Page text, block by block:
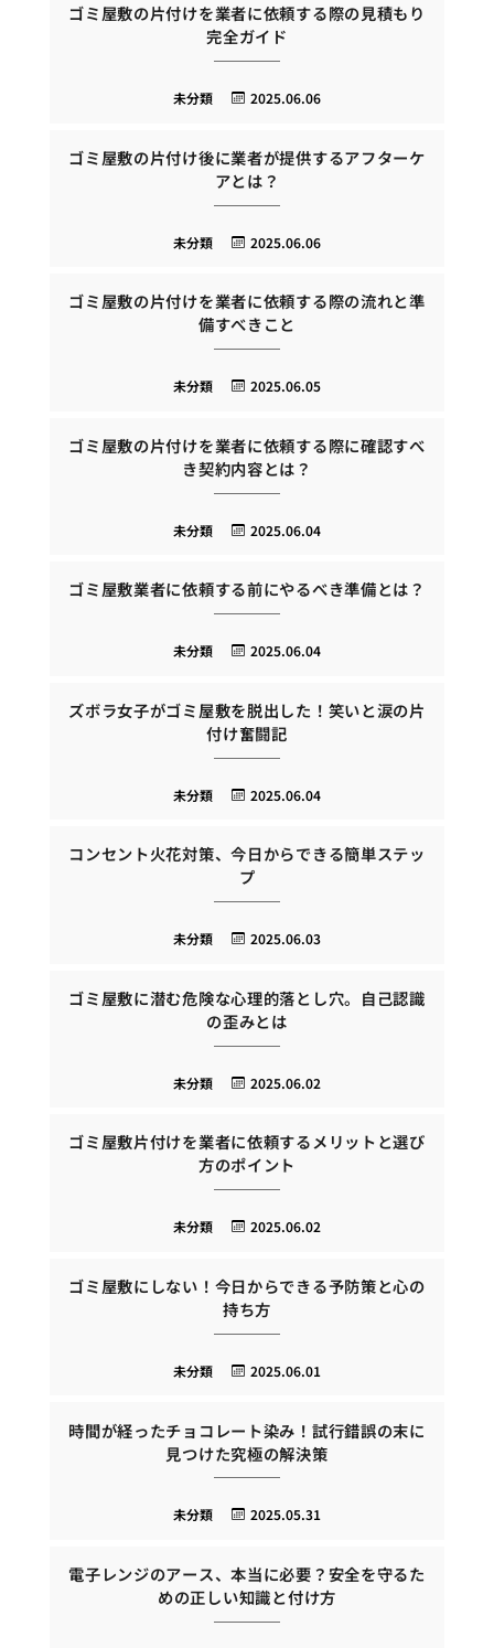
ゴミ屋敷の片付けを業者に依頼する際の見積もり
完全ガイド
2025.06.06
未分類
ゴミ屋敷の片付け後に業者が提供するアフターケ
アとは？
2025.06.06
未分類
ゴミ屋敷の片付けを業者に依頼する際の流れと準
備すべきこと
2025.06.05
未分類
ゴミ屋敷の片付けを業者に依頼する際に確認すべ
き契約内容とは？
2025.06.04
未分類
ゴミ屋敷業者に依頼する前にやるべき準備とは？
2025.06.04
未分類
ズボラ女子がゴミ屋敷を脱出した！笑いと涙の片
付け奮闘記
2025.06.04
未分類
コンセント火花対策、今日からできる簡単ステッ
プ
2025.06.03
未分類
ゴミ屋敷に潜む危険な心理的落とし穴。自己認識
の歪みとは
2025.06.02
未分類
ゴミ屋敷片付けを業者に依頼するメリットと選び
方のポイント
2025.06.02
未分類
ゴミ屋敷にしない！今日からできる予防策と心の
持ち方
2025.06.01
未分類
時間が経ったチョコレート染み！試行錯誤の末に
見つけた究極の解決策
2025.05.31
未分類
電子レンジのアース、本当に必要？安全を守るた
めの正しい知識と付け方